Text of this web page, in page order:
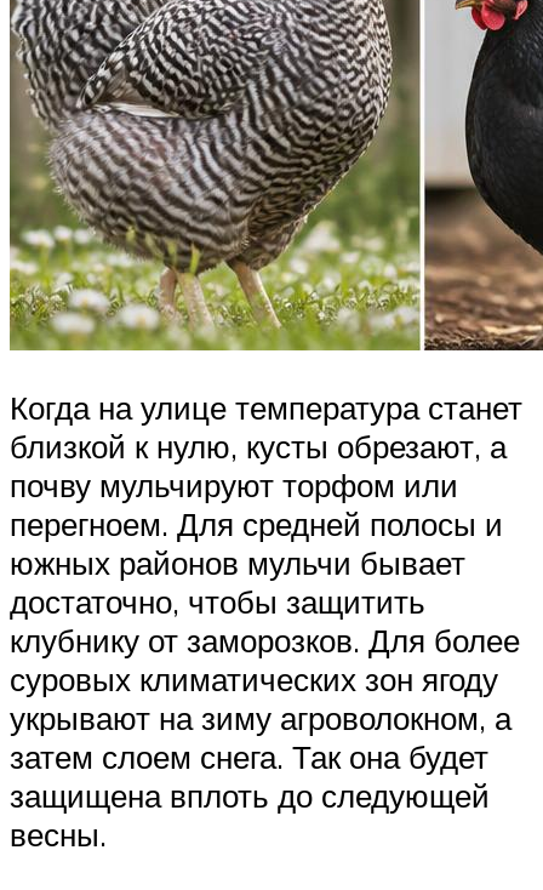
Когда на улице температура станет
близкой к нулю, кусты обрезают, а
почву мульчируют торфом или
перегноем. Для средней полосы и
южных районов мульчи бывает
достаточно, чтобы защитить
клубнику от заморозков. Для более
суровых климатических зон ягоду
укрывают на зиму агроволокном, а
затем слоем снега. Так она будет
защищена вплоть до следующей
весны.